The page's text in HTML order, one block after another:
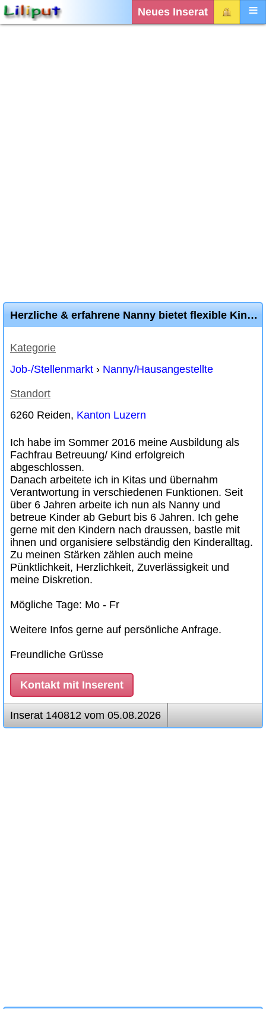
Neues Inserat
Herzliche & erfahrene Nanny bietet flexible Kinderbetreuung
Kategorie
Job-/Stellenmarkt › Nanny/Hausangestellte
Standort
6260 Reiden, Kanton Luzern
Ich habe im Sommer 2016 meine Ausbildung als
Fachfrau Betreuung/ Kind erfolgreich
abgeschlossen.
Danach arbeitete ich in Kitas und übernahm
Verantwortung in verschiedenen Funktionen. Seit
über 6 Jahren arbeite ich nun als Nanny und
betreue Kinder ab Geburt bis 6 Jahren. Ich gehe
gerne mit den Kindern nach draussen, bastle mit
ihnen und organisiere selbständig den Kinderalltag.
Zu meinen Stärken zählen auch meine
Pünktlichkeit, Herzlichkeit, Zuverlässigkeit und
meine Diskretion.
Mögliche Tage: Mo - Fr
Weitere Infos gerne auf persönliche Anfrage.
Freundliche Grüsse
Kontakt mit Inserent
Inserat 140812 vom 05.08.2026